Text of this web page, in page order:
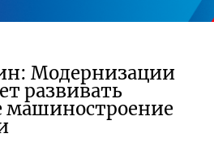
Модернизации
развивать
машиностроение